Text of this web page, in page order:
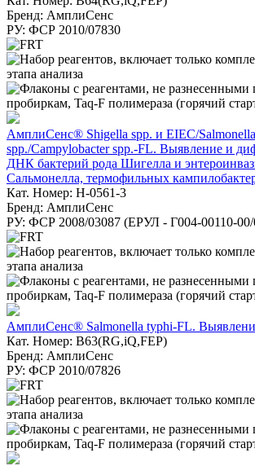
Бренд: АмплиСенс
РУ: ФСР 2010/07830
АмплиСенс® Shigella spp. и EIEC/Salmonella
spp./Campylobacter spp.-FL. Выявление и
ДНК бактерий рода Шигелла и
Сальмонелла, термофильных
Кат. Номер: H-0561-3
Бренд: АмплиСенс
РУ: ФСР 2008/03087 (ЕРУЛ - Г004-00110-00/
АмплиСенс® Salmonella typhi-FL.
Кат. Номер: B63(RG,iQ,FEP)
Бренд: АмплиСенс
РУ: ФСР 2010/07826